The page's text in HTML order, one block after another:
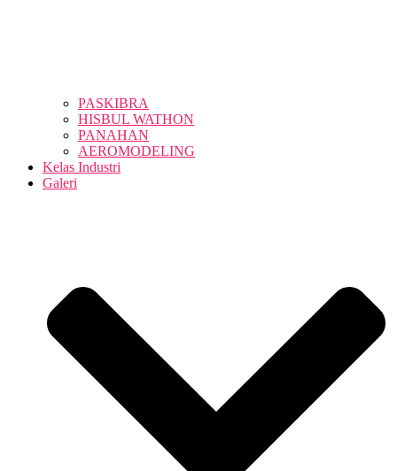
PASKIBRA
HISBUL WATHON
PANAHAN
AEROMODELING
Kelas Industri
Galeri